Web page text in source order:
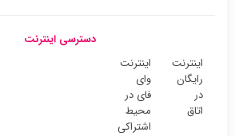
دسترسی اینترنت
اینترنت
رایگان
در
اتاق
اینترنت
وای
فای در
محیط
اشتراکی